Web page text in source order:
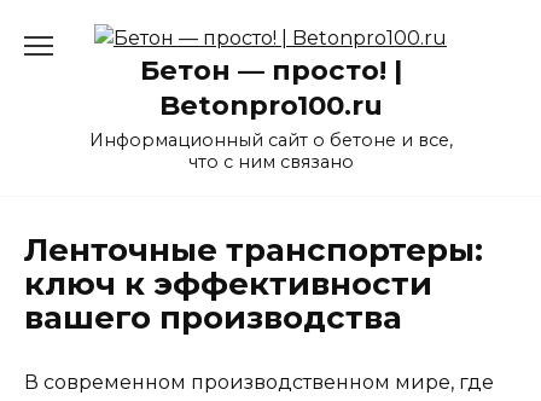
Бетон — просто! |
Betonpro100.ru
Информационный сайт о бетоне и все,
что с ним связано
Ленточные транспортеры:
ключ к эффективности
вашего производства
В современном производственном мире, где